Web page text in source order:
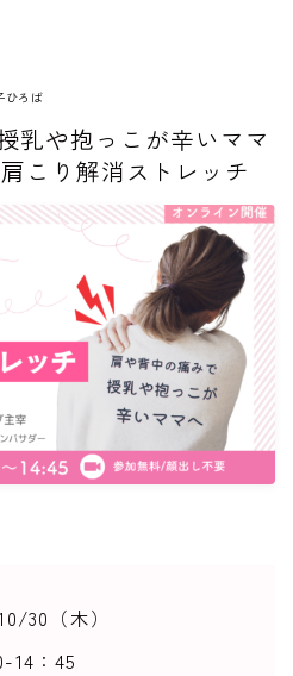
ひろば
乳や抱っこが辛いママ
こり解消ストレッチ
30（木）
14：45